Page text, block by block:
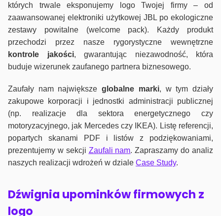
których trwale eksponujemy logo Twojej firmy – od
zaawansowanej elektroniki użytkowej JBL po ekologiczne
zestawy powitalne (welcome pack). Każdy produkt
przechodzi przez nasze rygorystyczne wewnętrzne
kontrole jakości, gwarantując niezawodność, która
buduje wizerunek zaufanego partnera biznesowego.
Zaufały nam największeglobalne marki, w tym działy
zakupowe korporacji i jednostki administracji publicznej
(np. realizacje dla sektora energetycznego czy
motoryzacyjnego, jak Mercedes czy IKEA). Listę referencji,
popartych skanami PDF i listów z podziękowaniami,
prezentujemy w sekcji Zaufali nam. Zapraszamy do analiz
naszych realizacji wdrożeń w dziale Case Study.
Dźwignia upominków firmowych z
logo